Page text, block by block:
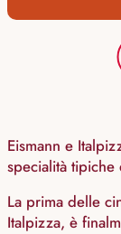
Eismann e
specialità
La prima delle
Italpizza, è